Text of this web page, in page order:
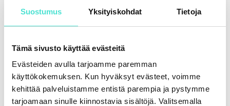
Suostumus Yksityiskohdat Tietoja
Tämä sivusto käyttää evästeitä
Evästeiden avulla tarjoamme paremman
käyttökokemuksen. Kun hyväksyt evästeet, voimme
kehittää palveluistamme entistä parempia ja pystymme
tarjoamaan sinulle kiinnostavia sisältöjä. Valitsemalla
Jaa somessa: